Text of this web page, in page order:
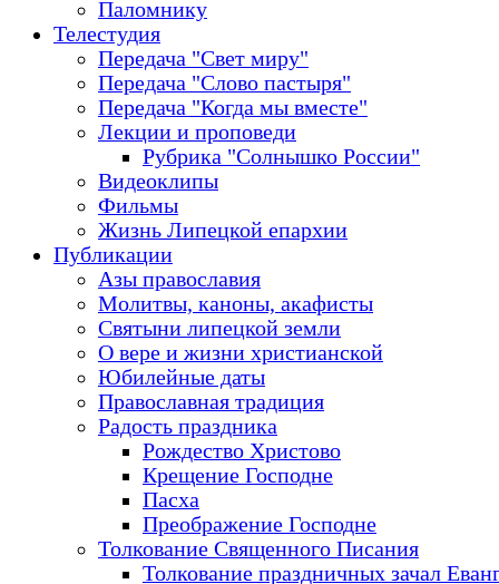
Паломнику
Телестудия
Передача "Свет миру"
Передача "Слово пастыря"
Передача "Когда мы вместе"
Лекции и проповеди
Рубрика "Солнышко России"
Видеоклипы
Фильмы
Жизнь Липецкой епархии
Публикации
Азы православия
Молитвы, каноны, акафисты
Святыни липецкой земли
О вере и жизни христианской
Юбилейные даты
Православная традиция
Радость праздника
Рождество Христово
Крещение Господне
Пасха
Преображение Господне
Толкование Священного Писания
Толкование праздничных зачал